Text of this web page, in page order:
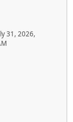
31, 2026,